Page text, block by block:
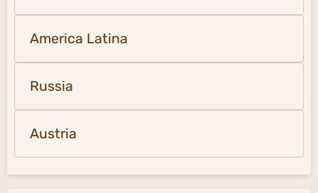
America Latina
Russia
Austria